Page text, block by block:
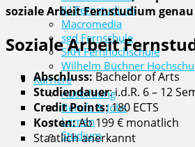
IU Fernstudium
Macromedia
sgd Fernschule
SRH Fernhochschule
Wilhelm Büchner
Karriere
Ausbildung
Berufe & Jobs
Lernen
Studium
soziale Arbeit Fernstudium
Soziale Arbeit
Abschluss: Bachelor of Arts
Studiendauer: i.d.R. 6 – 12
Credit Points:180 ECTS
Kosten:Ab 199 € monatlich
Staatlich anerkannt